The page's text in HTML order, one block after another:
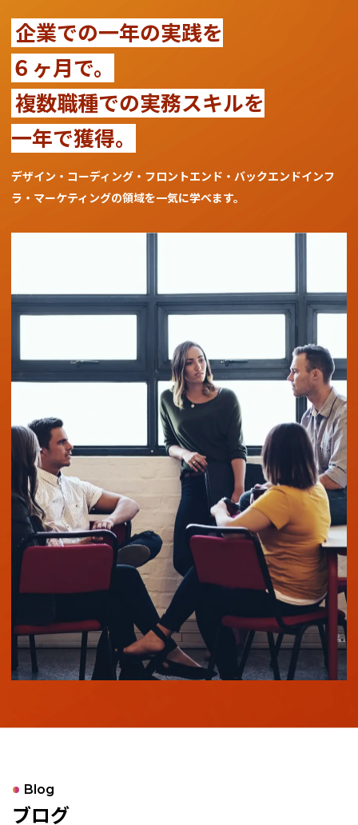
企業での一年の実践を
６ヶ月で。
複数職種での実務スキルを
一年で獲得。
デザイン・コーディング・フロントエンド・バックエンドインフ
ラ・マーケティングの領域を一気に学べます。
Blog
ブログ